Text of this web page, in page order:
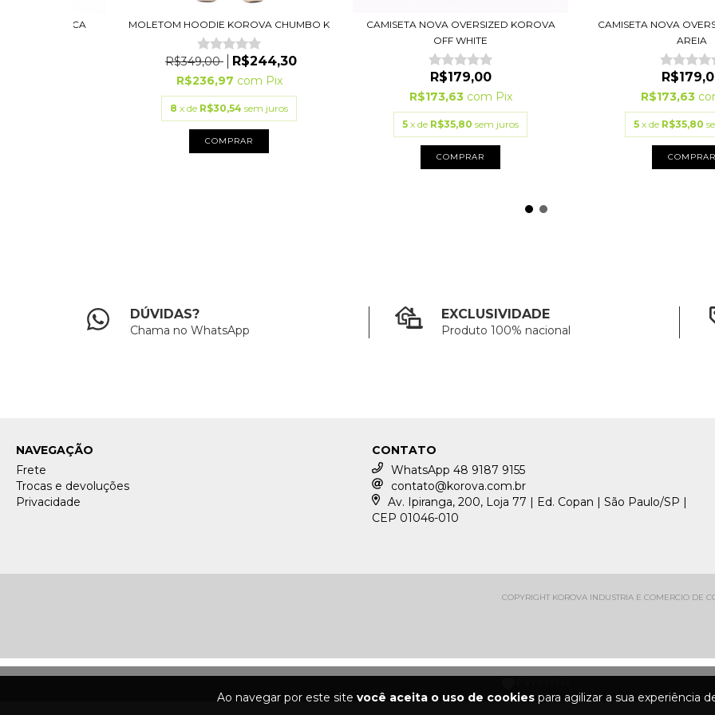
Ao navegar por este site você aceita o uso de cookies para agilizar a sua experiência
GOLA CARECA
MOLETOM HOODIE KOROVA CHUMBO K
R$349,00 R$244,30
R$236,97 com Pix
8 x de R$30,54 sem juros
COMPRAR
CAMISETA NOVA OVERSIZED KOROVA
OFF WHITE
R$179,00
R$173,63 com Pix
5 x de R$35,80 sem juros
COMPRAR
CAMISETA NOVA
AREIA
R$173,63
5 x de R$35,80
COMPRAR
DÚVIDAS?
Chama no WhatsApp
EXCLUSIVIDADE
Produto 100% nacional
NAVEGAÇÃO
Frete
Trocas e devoluções
Privacidade
CONTATO
WhatsApp 48 9187 9155
contato@korova.com.br
Av. Ipiranga, 200, Loja 77 | Ed. Copan | São Paulo/SP |
CEP 01046-010
COPYRIGHT KOROVA INDUSTRIA E COMERCIO DE